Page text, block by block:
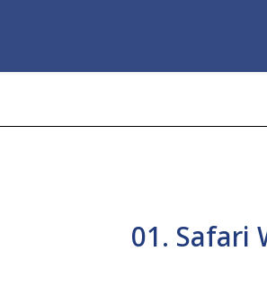
01. Safari